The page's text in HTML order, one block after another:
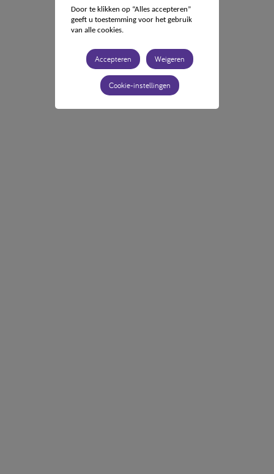
Door te klikken op “Alles accepteren”
geeft u toestemming voor het gebruik
van alle cookies.
Accepteren Weigeren
Cookie-instellingen